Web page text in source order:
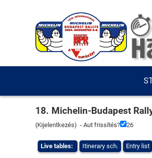
18. Michelin-Budapest
(Kijelentkezés) - Aut frissítés? 26
Live tables: Itinerary sch. Entry list